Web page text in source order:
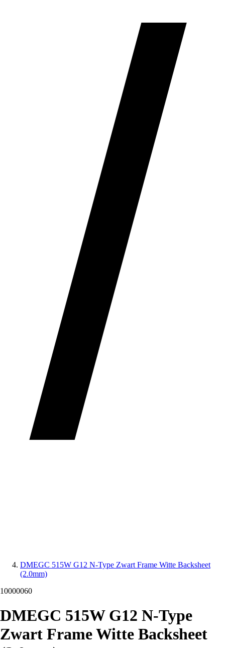
DMEGC 515W G12 N-Type Zwart Frame Witte Backsheet
(2.0mm)
10000060
DMEGC 515W G12 N-Type
Zwart Frame Witte Backsheet